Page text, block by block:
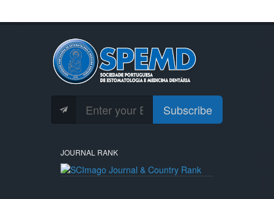
Subscribe
JOURNAL RANK